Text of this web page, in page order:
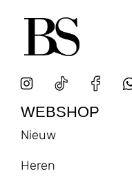
WEBSHOP
Nieuw
Heren